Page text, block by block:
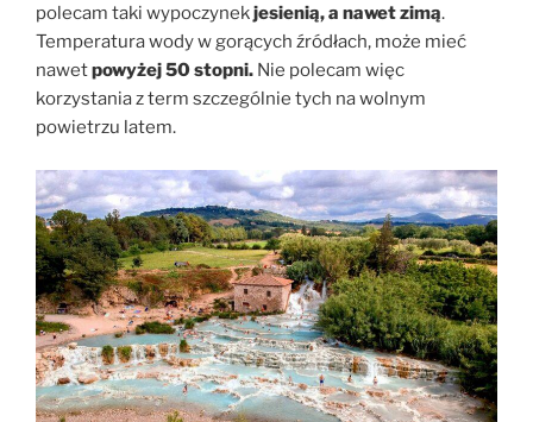
polecam taki wypoczynekjesienią, a nawet zimą.
Temperatura wody w gorących źródłach, może mieć
nawetpowyżej 50 stopni. Nie polecam więc
korzystania z term szczególnie tych na wolnym
powietrzu latem.